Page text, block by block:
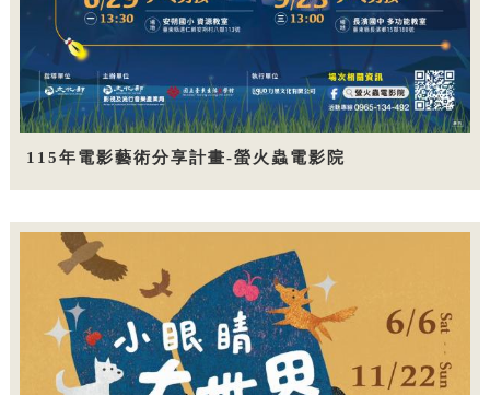
115年電影藝術分享計畫-螢火蟲電影院